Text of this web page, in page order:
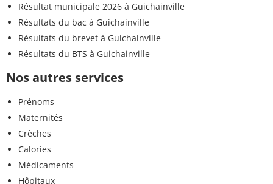
Résultat municipale 2026 à Guichainville
Résultats du bac à Guichainville
Résultats du brevet à Guichainville
Résultats du BTS à Guichainville
Nos autres services
Prénoms
Maternités
Crèches
Calories
Médicaments
Hôpitaux